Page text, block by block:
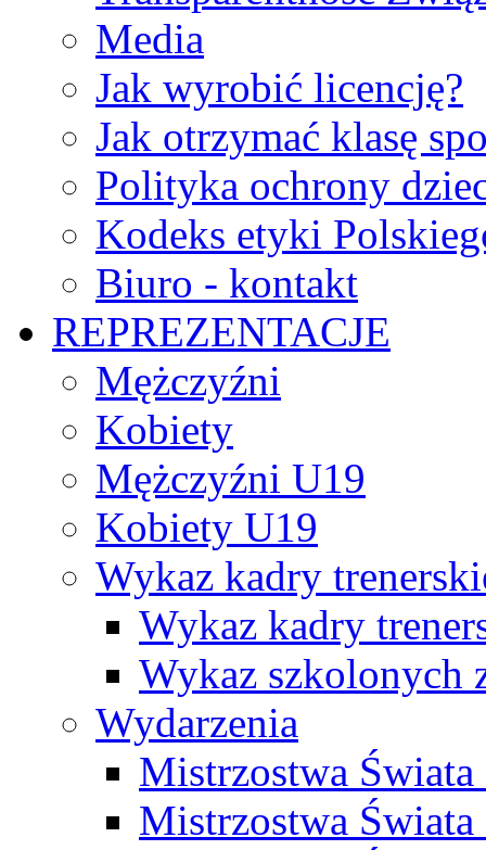
Media
Jak wyrobić licencję?
Jak otrzymać klasę
Polityka ochrony
Kodeks etyki
Biuro - kontakt
REPREZENTACJE
Mężczyźni
Kobiety
Mężczyźni U19
Kobiety U19
Wykaz kadry
Wykaz kadry
Wykaz szkolonych
Wydarzenia
Mistrzostwa
Mistrzostwa